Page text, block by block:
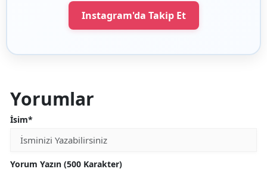
Instagram'da Takip Et
Yorumlar
İsim*
Yorum Yazın (500 Karakter)